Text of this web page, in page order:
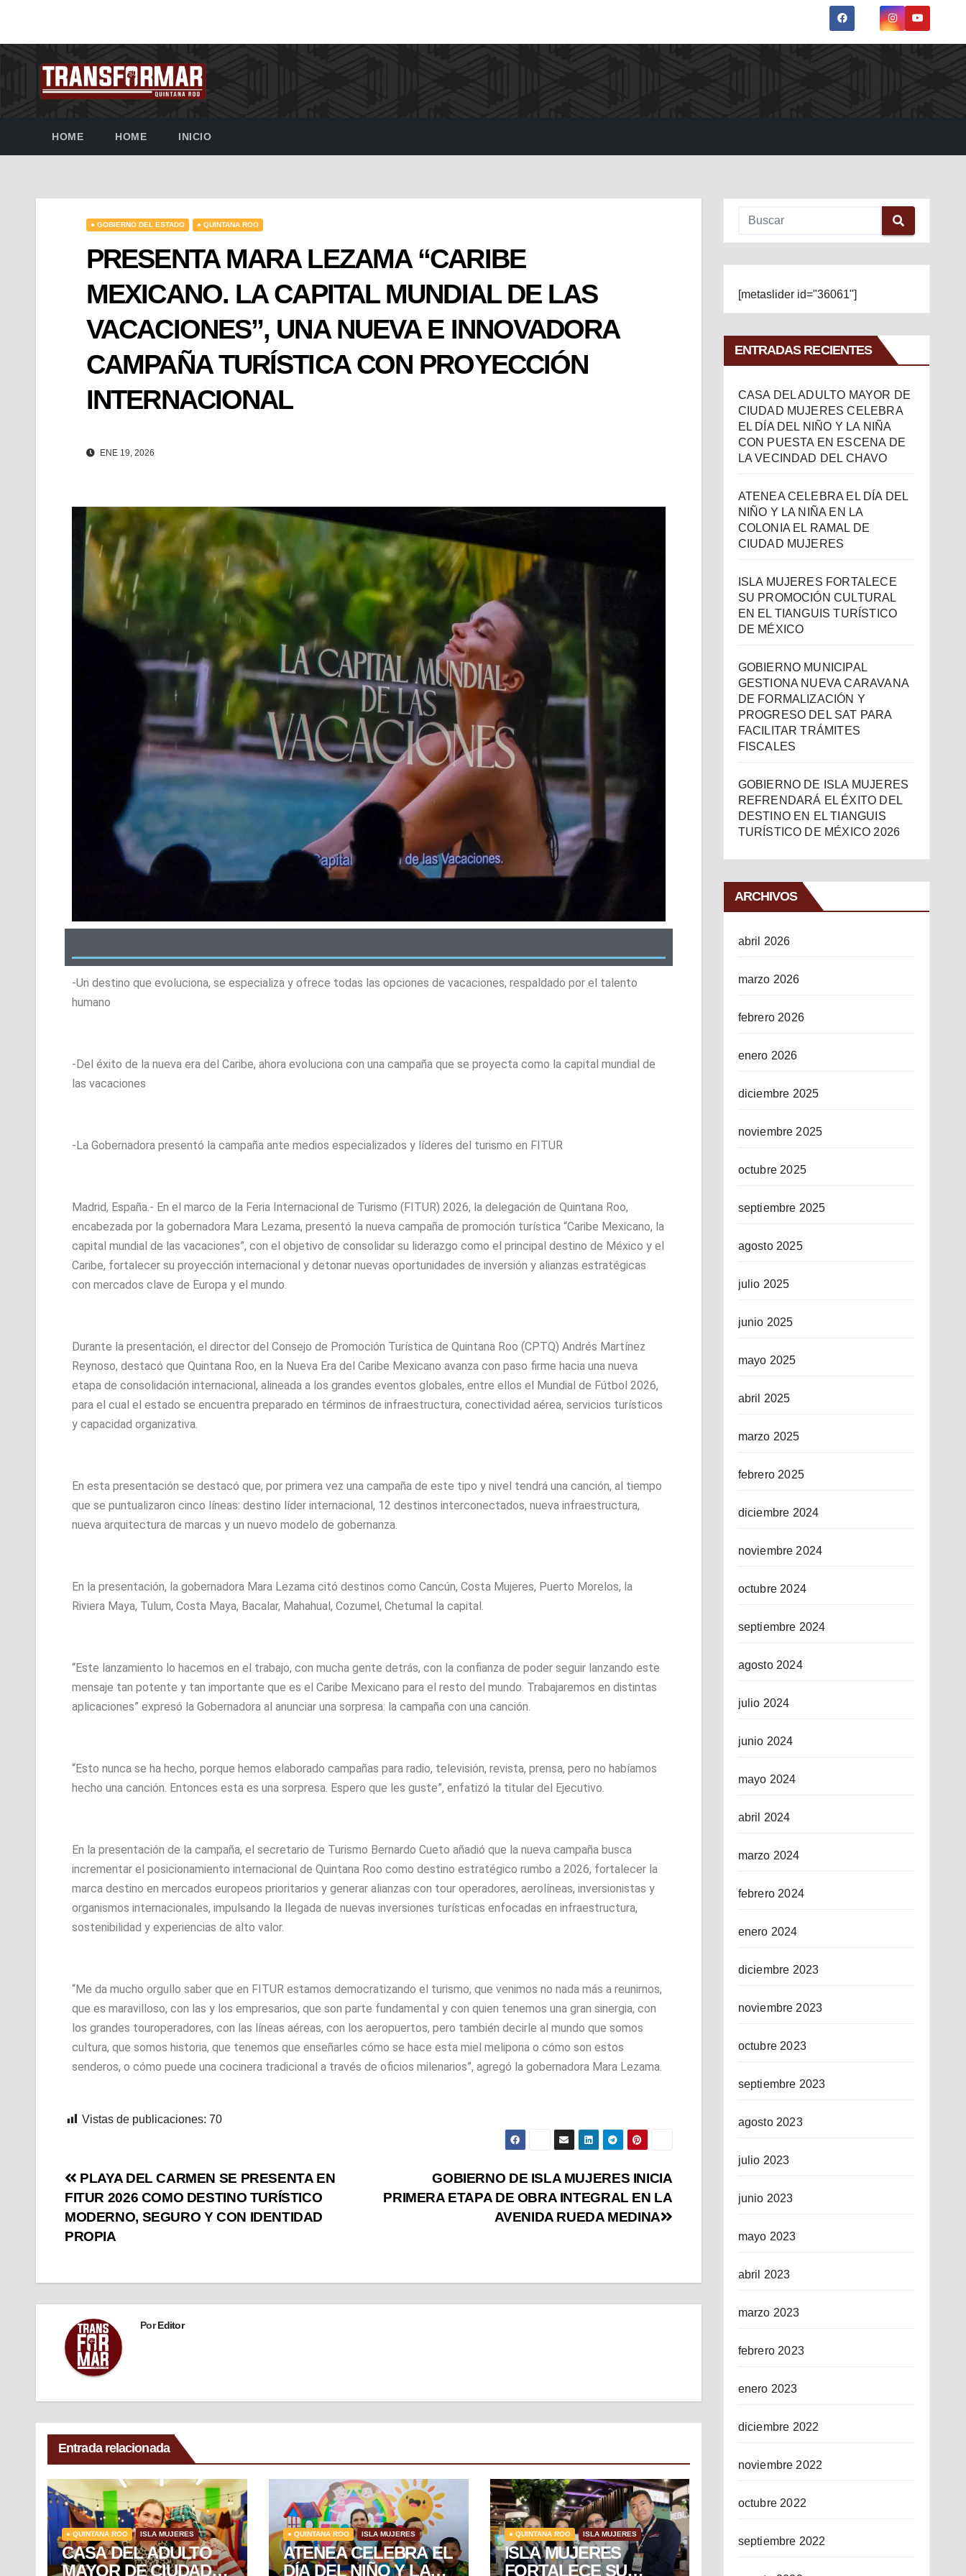
HOME HOME INICIO
● GOBIERNO DEL ESTADO ● QUINTANA ROO
PRESENTA MARA LEZAMA “CARIBE
MEXICANO. LA CAPITAL MUNDIAL DE LAS
VACACIONES”, UNA NUEVA E INNOVADORA
CAMPAÑA TURÍSTICA CON PROYECCIÓN
INTERNACIONAL
ENE 19, 2026
-Un destino que evoluciona, se especializa y ofrece todas las opciones de vacaciones, respaldado por el talento
humano
-Del éxito de la nueva era del Caribe, ahora evoluciona con una campaña que se proyecta como la capital mundial de
las vacaciones
-La Gobernadora presentó la campaña ante medios especializados y líderes del turismo en FITUR
Madrid, España.- En el marco de la Feria Internacional de Turismo (FITUR) 2026, la delegación de Quintana Roo,
encabezada por la gobernadora Mara Lezama, presentó la nueva campaña de promoción turística “Caribe Mexicano, la
capital mundial de las vacaciones”, con el objetivo de consolidar su liderazgo como el principal destino de México y el
Caribe, fortalecer su proyección internacional y detonar nuevas oportunidades de inversión y alianzas estratégicas
con mercados clave de Europa y el mundo.
Durante la presentación, el director del Consejo de Promoción Turística de Quintana Roo (CPTQ) Andrés Martínez
Reynoso, destacó que Quintana Roo, en la Nueva Era del Caribe Mexicano avanza con paso firme hacia una nueva
etapa de consolidación internacional, alineada a los grandes eventos globales, entre ellos el Mundial de Fútbol 2026,
para el cual el estado se encuentra preparado en términos de infraestructura, conectividad aérea, servicios turísticos
y capacidad organizativa.
En esta presentación se destacó que, por primera vez una campaña de este tipo y nivel tendrá una canción, al tiempo
que se puntualizaron cinco líneas: destino líder internacional, 12 destinos interconectados, nueva infraestructura,
nueva arquitectura de marcas y un nuevo modelo de gobernanza.
En la presentación, la gobernadora Mara Lezama citó destinos como Cancún, Costa Mujeres, Puerto Morelos, la
Riviera Maya, Tulum, Costa Maya, Bacalar, Mahahual, Cozumel, Chetumal la capital.
“Este lanzamiento lo hacemos en el trabajo, con mucha gente detrás, con la confianza de poder seguir lanzando este
mensaje tan potente y tan importante que es el Caribe Mexicano para el resto del mundo. Trabajaremos en distintas
aplicaciones” expresó la Gobernadora al anunciar una sorpresa: la campaña con una canción.
“Esto nunca se ha hecho, porque hemos elaborado campañas para radio, televisión, revista, prensa, pero no habíamos
hecho una canción. Entonces esta es una sorpresa. Espero que les guste”, enfatizó la titular del Ejecutivo.
En la presentación de la campaña, el secretario de Turismo Bernardo Cueto añadió que la nueva campaña busca
incrementar el posicionamiento internacional de Quintana Roo como destino estratégico rumbo a 2026, fortalecer la
marca destino en mercados europeos prioritarios y generar alianzas con tour operadores, aerolíneas, inversionistas y
organismos internacionales, impulsando la llegada de nuevas inversiones turísticas enfocadas en infraestructura,
sostenibilidad y experiencias de alto valor.
“Me da mucho orgullo saber que en FITUR estamos democratizando el turismo, que venimos no nada más a reunirnos,
que es maravilloso, con las y los empresarios, que son parte fundamental y con quien tenemos una gran sinergia, con
los grandes touroperadores, con las líneas aéreas, con los aeropuertos, pero también decirle al mundo que somos
cultura, que somos historia, que tenemos que enseñarles cómo se hace esta miel melipona o cómo son estos
senderos, o cómo puede una cocinera tradicional a través de oficios milenarios”, agregó la gobernadora Mara Lezama.
Vistas de publicaciones: 70
GOBIERNO DE ISLA MUJERES INICIA
PRIMERA ETAPA DE OBRA INTEGRAL EN LA
AVENIDA RUEDA MEDINA
PLAYA DEL CARMEN SE PRESENTA EN
FITUR 2026 COMO DESTINO TURÍSTICO
MODERNO, SEGURO Y CON IDENTIDAD
PROPIA
PorEditor
Entrada relacionada
● QUINTANA ROO ISLA MUJERES
CASA DEL ADULTO
MAYOR DE CIUDAD
● QUINTANA ROO ISLA MUJERES
ATENEA CELEBRA EL
DÍA DEL NIÑO Y LA
● QUINTANA ROO ISLA MUJERES
ISLA MUJERES
FORTALECE SU
[metaslider id="36061"]
ENTRADAS RECIENTES
CASA DEL ADULTO MAYOR DE
CIUDAD MUJERES CELEBRA
EL DÍA DEL NIÑO Y LA NIÑA
CON PUESTA EN ESCENA DE
LA VECINDAD DEL CHAVO
ATENEA CELEBRA EL DÍA DEL
NIÑO Y LA NIÑA EN LA
COLONIA EL RAMAL DE
CIUDAD MUJERES
ISLA MUJERES FORTALECE
SU PROMOCIÓN CULTURAL
EN EL TIANGUIS TURÍSTICO
DE MÉXICO
GOBIERNO MUNICIPAL
GESTIONA NUEVA CARAVANA
DE FORMALIZACIÓN Y
PROGRESO DEL SAT PARA
FACILITAR TRÁMITES
FISCALES
GOBIERNO DE ISLA MUJERES
REFRENDARÁ EL ÉXITO DEL
DESTINO EN EL TIANGUIS
TURÍSTICO DE MÉXICO 2026
ARCHIVOS
abril 2026
marzo 2026
febrero 2026
enero 2026
diciembre 2025
noviembre 2025
octubre 2025
septiembre 2025
agosto 2025
julio 2025
junio 2025
mayo 2025
abril 2025
marzo 2025
febrero 2025
diciembre 2024
noviembre 2024
octubre 2024
septiembre 2024
agosto 2024
julio 2024
junio 2024
mayo 2024
abril 2024
marzo 2024
febrero 2024
enero 2024
diciembre 2023
noviembre 2023
octubre 2023
septiembre 2023
agosto 2023
julio 2023
junio 2023
mayo 2023
abril 2023
marzo 2023
febrero 2023
enero 2023
diciembre 2022
noviembre 2022
octubre 2022
septiembre 2022